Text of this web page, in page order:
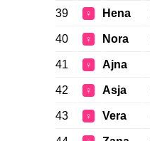
39 ♀ Hena
40 ♀ Nora
41 ♀ Ajna
42 ♀ Asja
43 ♀ Vera